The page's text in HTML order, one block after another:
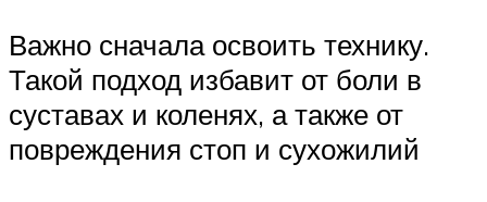
Важно сначала освоить технику.
Такой подход избавит от боли в
суставах и коленях, а также от
повреждения стоп и сухожилий